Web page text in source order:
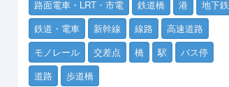
路面電車・LRT・市電
鉄道橋 港
地下鉄
鉄道・電車
新幹線 線路
高速道路
モノレール
交差点 橋 駅
バス停
道路
歩道橋